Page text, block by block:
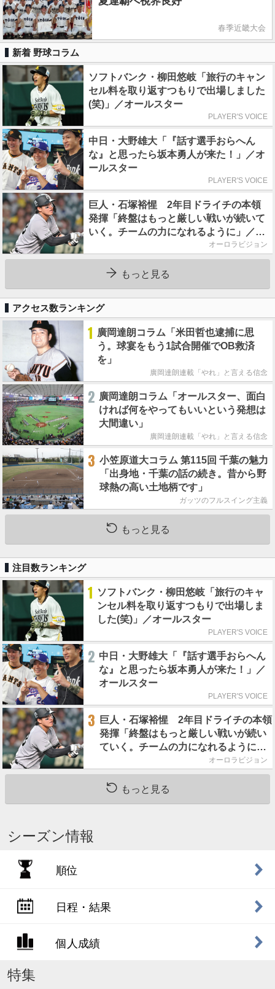
春季近畿大会
新着 野球コラム
ソフトバンク・柳田悠岐「旅行のキャン
セル料を取り返すつもりで出場しました
(笑)」／オールスター
PLAYER'S VOICE
中日・大野雄大「『話す選手おらへん
な』と思ったら坂本勇人が来た！」／オ
ールスター
PLAYER'S VOICE
巨人・石塚裕惺 2年目ドライチの本領
発揮「終盤はもっと厳しい戦いが続いて
いく。チームの力になれるように」／後
オーロラビジョン
もっと見る
アクセス数ランキング
1 廣岡達朗コラム「米田哲也逮捕に思
う。球宴をもう1試合開催でOB救済
を」
廣岡達朗連載「やれ」と言える信念
2 廣岡達朗コラム「オールスター、面白
ければ何をやってもいいという発想は
大間違い」
廣岡達朗連載「やれ」と言える信念
3 小笠原道大コラム 第115回 千葉の魅力
「出身地・千葉の話の続き。昔から野
球熱の高い土地柄です」
ガッツのフルスイング主義
もっと見る
注目数ランキング
1 ソフトバンク・柳田悠岐「旅行のキャ
ンセル料を取り返すつもりで出場しま
した(笑)」／オールスター
PLAYER'S VOICE
2 中日・大野雄大「『話す選手おらへん
な』と思ったら坂本勇人が来た！」／
オールスター
PLAYER'S VOICE
3
巨人・石塚裕惺 2年目ドライチの本領
発揮「終盤はもっと厳しい戦いが続い
ていく。チームの力になれるように」
オーロラビジョン
もっと見る
シーズン情報
順位
日程・結果
個人成績
特集